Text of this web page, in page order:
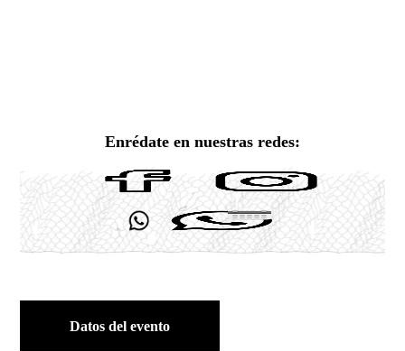
Enrédate en nuestras redes:
Datos del evento